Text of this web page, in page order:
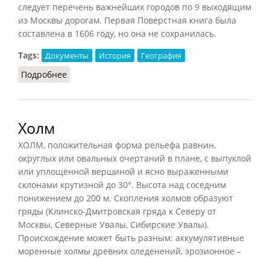
следует перечень важнейших городов по 9 выходящим
из Москвы дорогам. Первая Поверстная книга была
составлена в 1606 году, но она не сохранилась.
Tags:
Документы История География
Подробнее
Холм
ХОЛМ, положительная форма рельефа равнин,
округлых или овальных очертаний в плане, с выпуклой
или уплощённой вершиной и ясно выраженными
склонами крутизной до 30°. Высота над соседним
понижением до 200 м. Скопления холмов образуют
гряды (Клинско-Дмитровская гряда к Северу от
Москвы, Северные Увалы, Сибирские Увалы).
Происхождение может быть разным: аккумулятивные
моренные холмы древних оледенений, эрозионное –